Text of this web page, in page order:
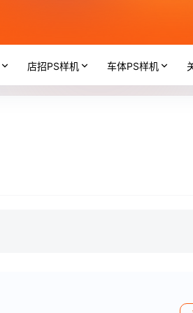
店招PS样机 车体PS样机